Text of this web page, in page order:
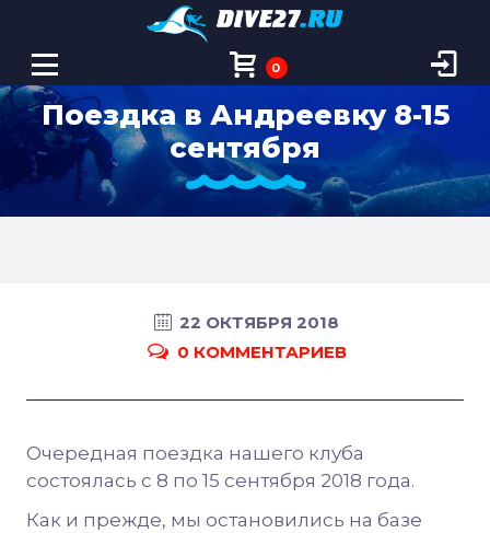
0
Поездка в Андреевку 8-15
сентября
22 ОКТЯБРЯ 2018
0 КОММЕНТАРИЕВ
Очередная поездка нашего клуба
состоялась с 8 по 15 сентября 2018 года.
Как и прежде, мы остановились на базе